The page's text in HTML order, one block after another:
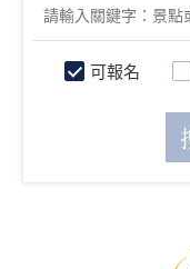
可報名